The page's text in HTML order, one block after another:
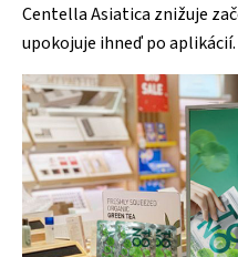
Centella Asiatica znižuje
upokojuje ihneď po aplikácií.